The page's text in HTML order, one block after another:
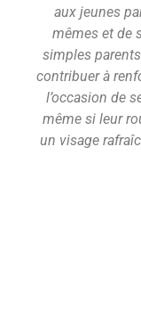
aux jeunes
mêmes et de
simples
contribuer à
l’occasion de
même si leur
un visage